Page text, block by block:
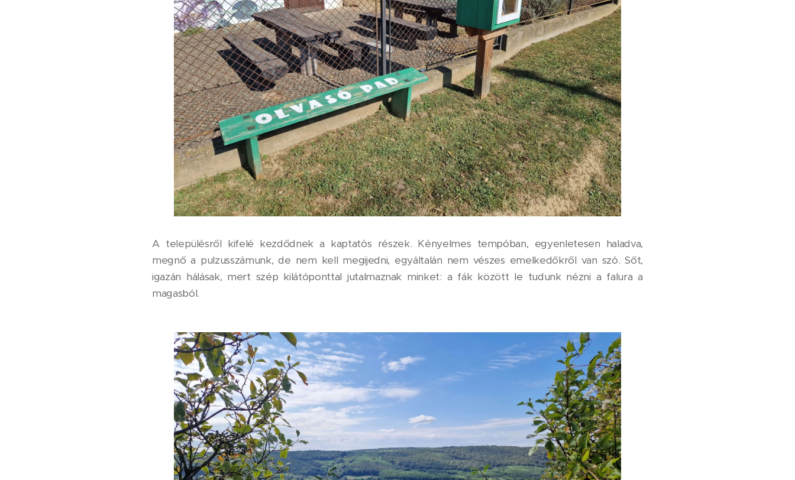
A településről kifelé kezdődnek a kaptatós részek. Kényelmes tempóban, egyenletesen haladva,
megnő a pulzusszámunk, de nem kell megijedni, egyáltalán nem vészes emelkedőkről van szó. Sőt,
igazán hálásak, mert szép kilátóponttal jutalmaznak minket: a fák között le tudunk nézni a falura a
magasból.